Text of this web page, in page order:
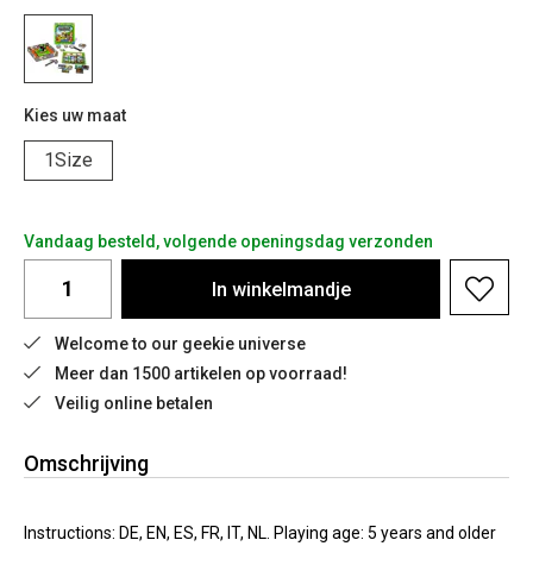
Kies uw maat
1Size
Vandaag besteld, volgende openingsdag verzonden
In winkelmandje
Welcome to our geekie universe
Meer dan 1500 artikelen op voorraad!
Veilig online betalen
Omschrijving
Instructions: DE, EN, ES, FR, IT, NL. Playing age: 5 years and older